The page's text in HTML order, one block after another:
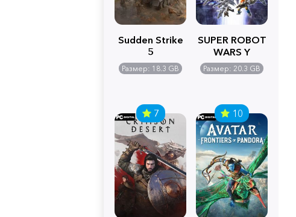
Sudden Strike
5
Размер: 18.3 GB
SUPER ROBOT
WARS Y
Размер: 20.3 GB
7 10